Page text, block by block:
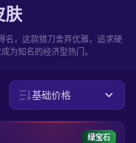
ZH-CN
肤
名，这款猎刀舍弃优雅，追求硬
为知名的经济型热门。
基础价格
绿宝石